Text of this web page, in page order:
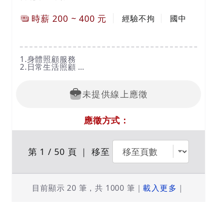
時薪 200 ~400 元 經驗不拘 國中
1.身體照顧服務
2.日常生活照顧
3.家務協助
5.陪同就醫、代購代辦
6.居家喘息服務
115.8.18 下午2:00~4:00 【北投就業服務站】微
型徵才活動現場面試
未提供線上應徵
應徵方式：
第 1 / 50 頁 ｜ 移至
目前顯示 20 筆，共 1000 筆 ｜載入更多 ｜